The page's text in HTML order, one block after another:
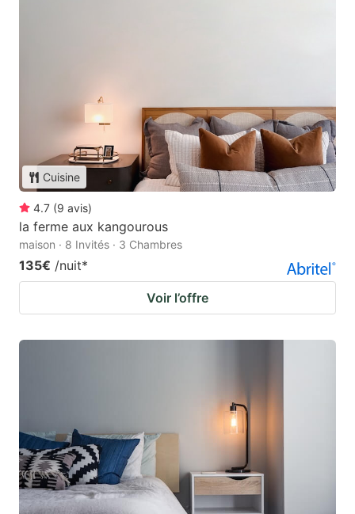
Cuisine
4.7 (9 avis)
la ferme aux kangourous
maison · 8 Invités · 3 Chambres
135€ /nuit*
Voir l’offre